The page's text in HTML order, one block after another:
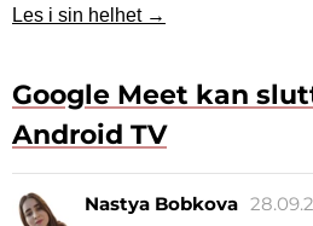
Les i sin helhet →
Google Meet kan
Android TV
Nastya Bobkova